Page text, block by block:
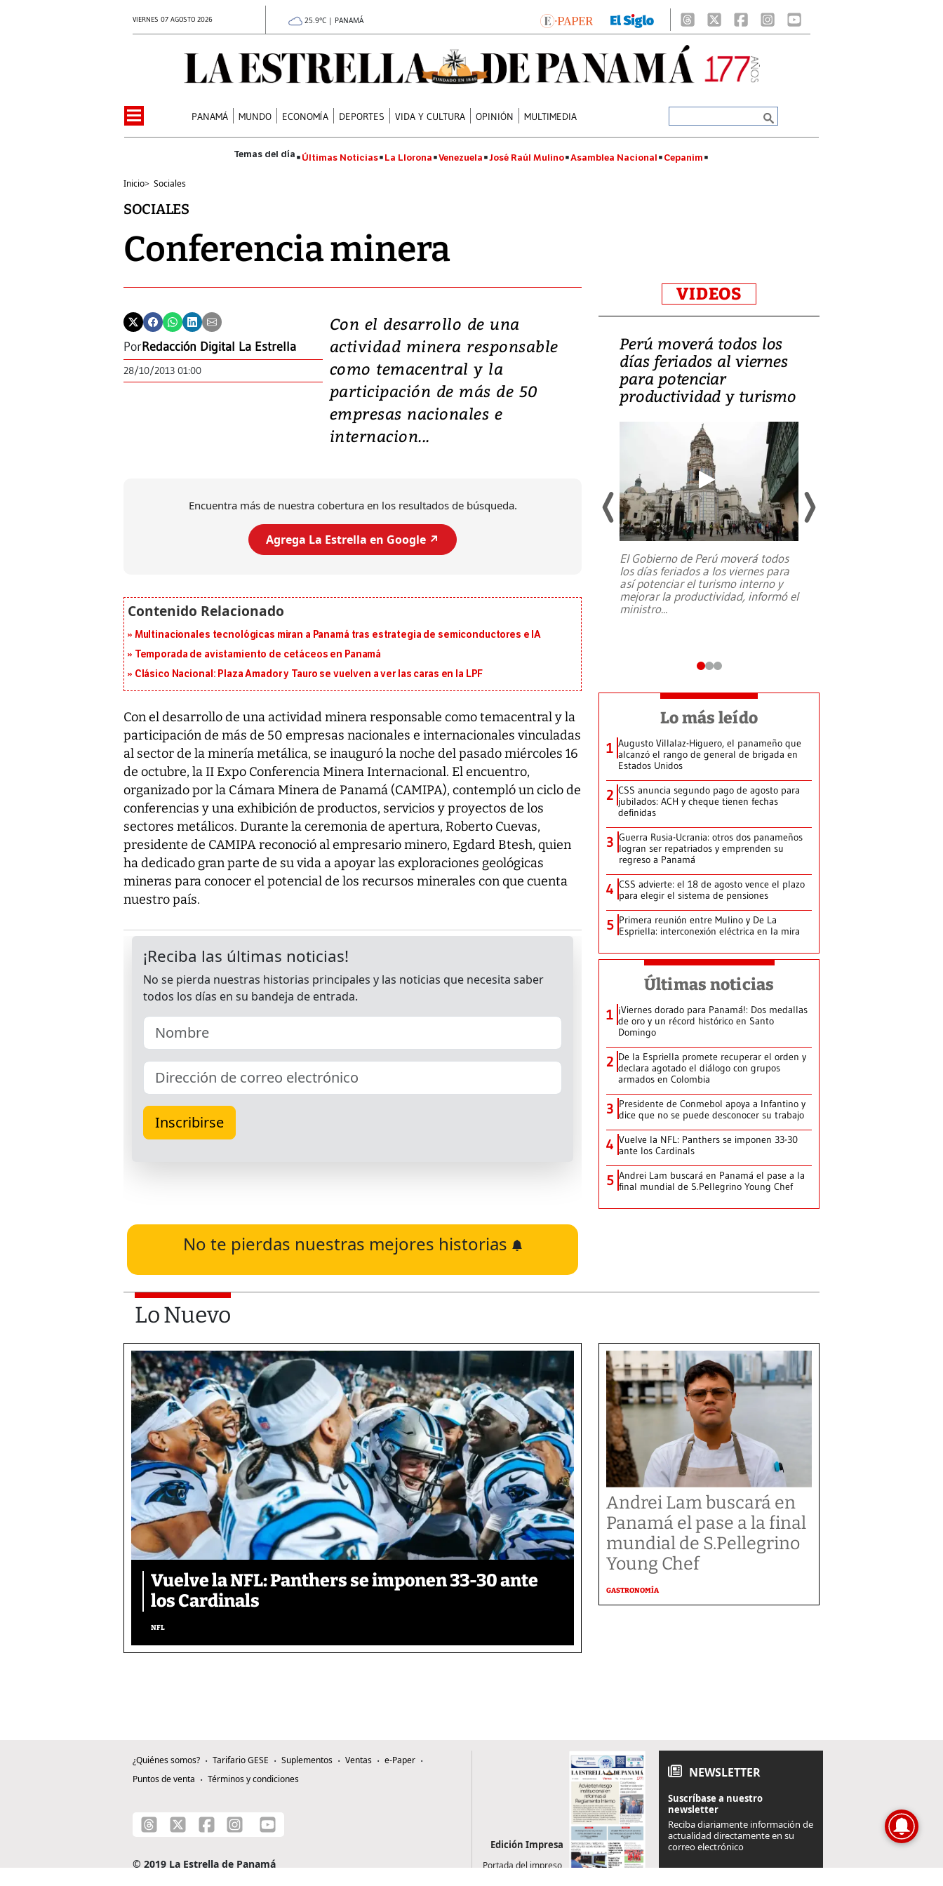
VIERNES 07 AGOSTO 2026 25.9°C | PANAMÁ
PANAMÁ MUNDO ECONOMÍA DEPORTES VIDA Y CULTURA OPINIÓN MULTIMEDIA
Últimas Noticias La Llorona Venezuela José Raúl Mulino Asamblea Nacional Cepanim
Inicio> Sociales
SOCIALES
Conferencia minera
PorRedacción Digital La Estrella
28/10/2013 01:00
Con el desarrollo de una
actividad minera responsable
como temacentral y la
participación de más de 50
empresas nacionales e
internacion...
Encuentra más de nuestra cobertura en los resultados de búsqueda.
Agrega La Estrella en Google ↗️
Multinacionales tecnológicas miran a Panamá tras estrategia de semiconductores e IA
Temporada de avistamiento de cetáceos en Panamá
Clásico Nacional: Plaza Amador y Tauro se vuelven a ver las caras en la LPF
Con el desarrollo de una actividad minera responsable como temacentral y la
participación de más de 50 empresas nacionales e internacionales vinculadas
al sector de la minería metálica, se inauguró la noche del pasado miércoles 16
de octubre, la II Expo Conferencia Minera Internacional. El encuentro,
organizado por la Cámara Minera de Panamá (CAMIPA), contempló un ciclo de
conferencias y una exhibición de productos, servicios y proyectos de los
sectores metálicos. Durante la ceremonia de apertura, Roberto Cuevas,
presidente de CAMIPA reconoció al empresario minero, Egdard Btesh, quien
ha dedicado gran parte de su vida a apoyar las exploraciones geológicas
mineras para conocer el potencial de los recursos minerales con que cuenta
nuestro país.
No te pierdas nuestras mejores historias
VIDEOS
Video: Lula lanza su
candidatura con
promesas de inversión
en defensa, educación y
tierras raras
presidente de Brasil, Luiz Inácio Lula
Perú moverá todos los
días feriados al viernes
para potenciar
productividad y turismo
El Gobierno de Perú moverá todos
los días feriados a los viernes para
así potenciar el turismo interno y
mejorar la productividad, informó el
ministro...
Lo más leído
1 Augusto Villalaz-Higuero, el panameño que
alcanzó el rango de general de brigada en
Estados Unidos
2 CSS anuncia segundo pago de agosto para
jubilados: ACH y cheque tienen fechas
definidas
3 Guerra Rusia-Ucrania: otros dos panameños
logran ser repatriados y emprenden su
regreso a Panamá
4 CSS advierte: el 18 de agosto vence el plazo
para elegir el sistema de pensiones
5 Primera reunión entre Mulino y De La
Espriella: interconexión eléctrica en la mira
Últimas noticias
1 ¡Viernes dorado para Panamá!: Dos medallas
de oro y un récord histórico en Santo
Domingo
2 De la Espriella promete recuperar el orden y
declara agotado el diálogo con grupos
armados en Colombia
3 Presidente de Conmebol apoya a Infantino y
dice que no se puede desconocer su trabajo
4 Vuelve la NFL: Panthers se imponen 33-30
ante los Cardinals
5 Andrei Lam buscará en Panamá el pase a la
final mundial de S.Pellegrino Young Chef
Lo Nuevo
Vuelve la NFL: Panthers se imponen 33-30 ante
los Cardinals
NFL
Andrei Lam buscará en
Panamá el pase a la final
mundial de S.Pellegrino
Young Chef
GASTRONOMÍA
¿Quiénes somos? Tarifario GESE Suplementos Ventas
e-Paper
Puntos de venta
Términos y condiciones
© 2019 La Estrella de Panamá
Edición Impresa
Portada del impreso
NEWSLETTER
Suscríbase a nuestro
newsletter
Reciba diariamente información de
actualidad directamente en su
correo electrónico